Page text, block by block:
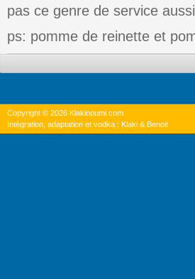
pas ce genre de service
ps: pomme de reinette et
Copyright © 2026 Klakinoumi.com
Intégration, adaptation et vodka : Klaki & Benoit